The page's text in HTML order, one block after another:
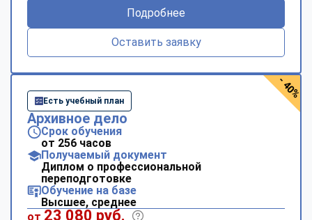
Подробнее
Оставить заявку
Есть учебный план
Архивное дело
Срок обучения
от 256 часов
Получаемый документ
Диплом о профессиональной
переподготовке
Обучение на базе
Высшее, среднее
от 23 080 руб.
- 40%